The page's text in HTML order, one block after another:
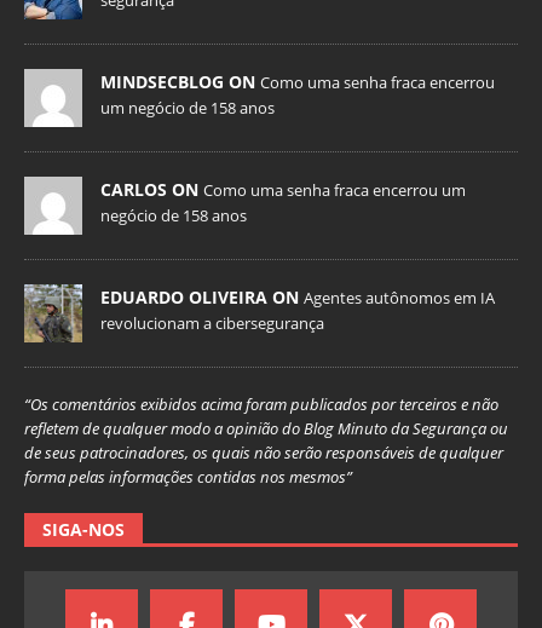
MINDSECBLOG ON Como uma senha fraca encerrou
um negócio de 158 anos
CARLOS ON Como uma senha fraca encerrou um
negócio de 158 anos
EDUARDO OLIVEIRA ON Agentes autônomos em IA
revolucionam a cibersegurança
“Os comentários exibidos acima foram publicados por terceiros e não
refletem de qualquer modo a opinião do Blog Minuto da Segurança ou
de seus patrocinadores, os quais não serão responsáveis de qualquer
forma pelas informações contidas nos mesmos”
SIGA-NOS